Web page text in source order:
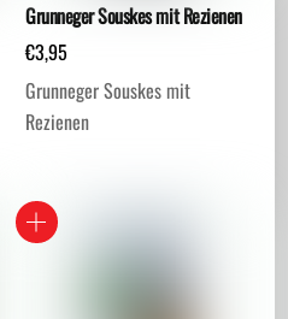
Grunneger Souskes mit Rezienen
€3,95
Grunneger Souskes mit
Rezienen